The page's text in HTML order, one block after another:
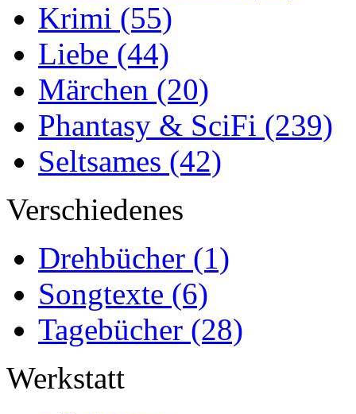
Krimi (55)
Liebe (44)
Märchen (20)
Phantasy & SciFi (239)
Seltsames (42)
Verschiedenes
Drehbücher (1)
Songtexte (6)
Tagebücher (28)
Werkstatt